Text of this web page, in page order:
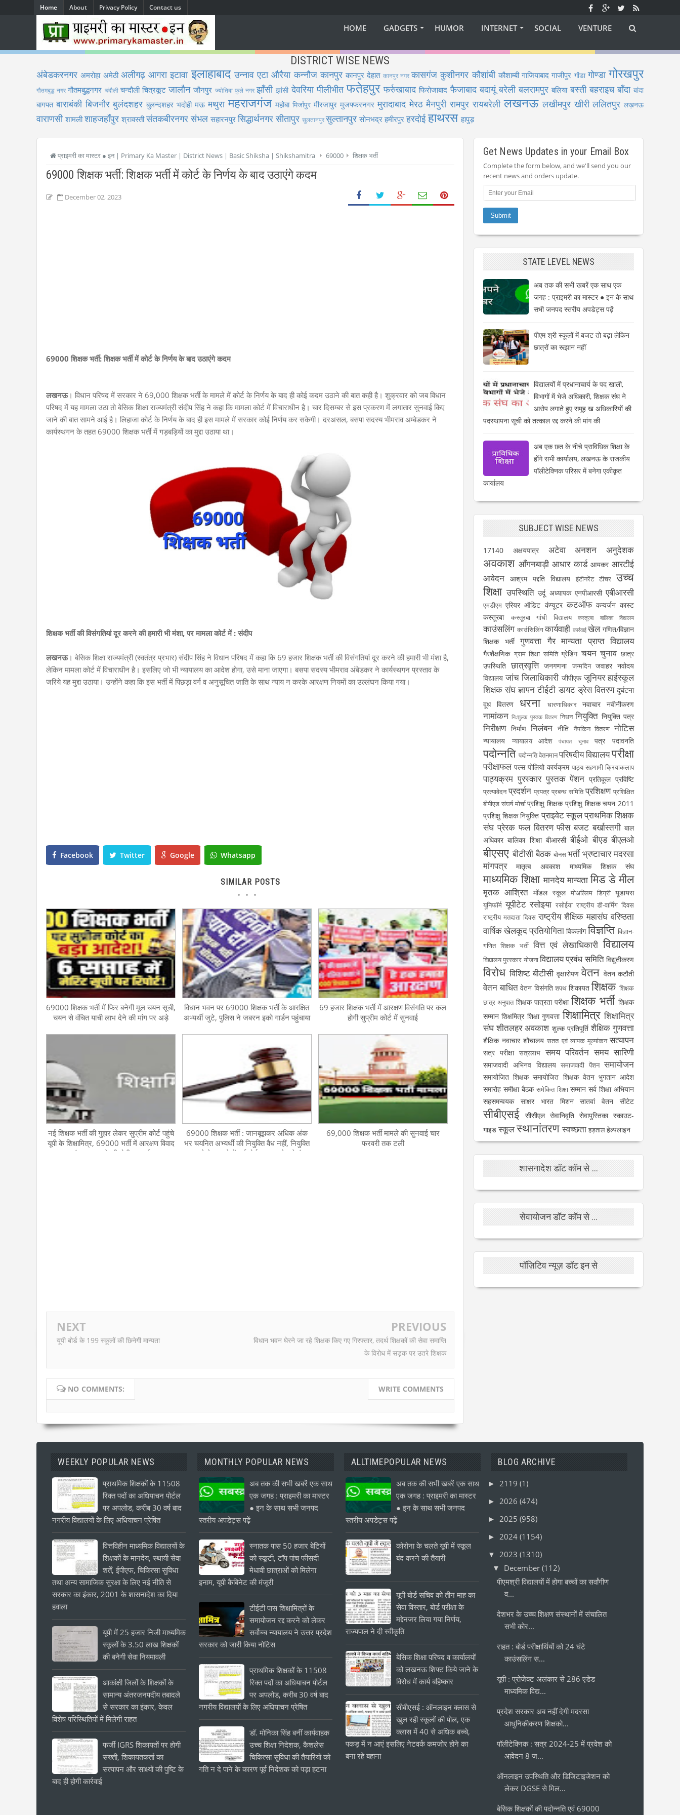
Home About Privacy Policy Contact us
HOME GADGETS HUMOR INTERNET SOCIAL VENTURE
DISTRICT WISE NEWS
अंबेडकरनगर अमरोहा अमेठी अलीगढ़ आगरा इटावा इलाहाबाद उन्नाव एटा औरैया कन्नौज कानपुर कानपुर देहात कानपुर नगर कासगंज कुशीनगर कौशांबी कौशाम्बी गाजियाबाद गाजीपुर गोंडा गोण्डा गोरखपुर
गौतमबुद्ध नगर गौतमबुद्धनगर चंदौली चन्दौली चित्रकूट जालौन जौनपुर ज्योतिबा फुले नगर झाँसी झांसी देवरिया पीलीभीत फतेहपुर फर्रुखाबाद फिरोजाबाद फैजाबाद बदायूं बरेली बलरामपुर बलिया बस्ती बहराइच बाँदा बांदा
बागपत बाराबंकी बिजनौर बुलंदशहर बुलन्दशहर भदोही मऊ मथुरा महराजगंज महोबा मिर्जापुर मीरजापुर मुजफ्फरनगर मुरादाबाद मेरठ मैनपुरी रामपुर रायबरेली लखनऊ लखीमपुर खीरी ललितपुर लख़नऊ
वाराणसी शामली शाहजहाँपुर श्रावस्ती संतकबीरनगर संभल सहारनपुर सिद्धार्थनगर सीतापुर सुलतानपुरसुल्तानपुर सोनभद्र हमीरपुर हरदोई हाथरस हापुड़
प्राइमरी का मास्टर ● इन | Primary Ka Master | District News | Basic Shiksha | Shikshamitra 69000 शिक्षक भर्ती
69000 शिक्षक भर्ती: शिक्षक भर्ती में कोर्ट के निर्णय के बाद उठाएंगे कदम
December 02, 2023
69000 शिक्षक भर्ती: शिक्षक भर्ती में कोर्ट के निर्णय के बाद उठाएंगे कदम
लखनऊ। विधान परिषद में सरकार ने 69,000 शिक्षक भर्ती के मामले में कोर्ट के निर्णय के बाद ही कोई कदम उठाने की बात कही है। शुक्रवार को जब विधान
परिषद में यह मामला उठा तो बेसिक शिक्षा राज्यमंत्री संदीप सिंह ने कहा कि मामला कोर्ट में विचाराधीन है। चार दिसम्बर से इस प्रकरण में लगातार सुनवाई किए
जाने की बात सामने आई है। लिहाजा कोर्ट के निर्णय के बाद ही इस मामले में सरकार कोई निर्णय कर सकेगी। दरअसल, बसपा सदस्य भीमराव अम्बेडकर ने
कार्यस्थगन के तहत 69000 शिक्षक भर्ती में गड़बड़ियों का मुद्दा उठाया था।
शिक्षक भर्ती की विसंगतियां दूर करने की हमारी भी मंशा, पर मामला कोर्ट में : संदीप
लखनऊ। बेसिक शिक्षा राज्यमंत्री (स्वतंत्र प्रभार) संदीप सिंह ने विधान परिषद में कहा कि 69 हजार शिक्षक भर्ती की विसंगतियां दूर करने की हमारी भी मंशा है,
लेकिन मामला कोर्ट में विचाराधीन है। इसलिए जो भी न्यायालय का आदेश होगा, उसे माना जाएगा। बसपा सदस्य भीमराव अंबेडकर ने कार्यस्थगन प्रस्ताव के
जरिये यह मुद्दा उठाया। उन्होंने कहा कि इस भर्ती में पिछड़ा वर्ग व अनुसूचित जाति के साथ न्याय न करके आरक्षण नियमों का उल्लंघन किया गया।
Facebook Twitter Google Whatsapp
SIMILAR POSTS
69000 शिक्षक भर्ती में फिर बनेगी मूल चयन सूची,
चयन से वंचित याची लाभ देने की मांग पर अड़े
विधान भवन पर 69000 शिक्षक भर्ती के आरक्षित
अभ्यर्थी जुटे, पुलिस ने जबरन इको गार्डन पहुंचाया
69 हजार शिक्षक भर्ती में आरक्षण विसंगति पर कल
होगी सुप्रीम कोर्ट में सुनवाई
नई शिक्षक भर्ती की गुहार लेकर सुप्रीम कोर्ट पहुंचे
यूपी के शिक्षामित्र, 69000 भर्ती में आरक्षण विवाद
संग इस मामले की होगी सुनवाई
69000 शिक्षक भर्ती : जानबूझकर अधिक अंक
भर चयनित अभ्यर्थी की नियुक्ति वैध नहीं, नियुक्ति
रद करने के मामले में हाईकोर्ट का हस्तक्षेप से इंकार
69,000 शिक्षक भर्ती मामले की सुनवाई चार
फरवरी तक टली
NEXT
यूपी बोर्ड के 199 स्कूलों की छिनेगी मान्यता
PREVIOUS
विधान भवन घेरने जा रहे शिक्षक किए गए गिरफ्तार, तदर्थ शिक्षकों की सेवा समाप्ति
के विरोध में सड़क पर उतरे शिक्षक
NO COMMENTS: WRITE COMMENTS
Get News Updates in your Email Box
Complete the form below, and we'll send you our
recent news and orders update.
STATE LEVEL NEWS
अब तक की सभी खबरें एक साथ एक
जगह : प्राइमरी का मास्टर ● इन के साथ
सभी जनपद स्तरीय अपडेट्स पढ़ें
पीएम श्री स्कूलों में बजट तो बढ़ा लेकिन
छात्रों का रूझान नहीं
विद्यालयों में प्रधानाचार्य के पद खाली,
विभागों में भेजे अधिकारी, शिक्षक संघ ने
आरोप लगाते हुए समूह ख अधिकारियों की
पदस्थापना सूची को तत्काल रद्द करने की मांग की
अब एक छत के नीचे प्राविधिक शिक्षा के
होंगे सभी कार्यालय, लखनऊ के राजकीय
पॉलीटेक्निक परिसर में बनेगा एकीकृत
कार्यालय
SUBJECT WISE NEWS
17140 अक्षयपात्र अटेवा अनशन अनुदेशक
अवकाश आँगनबाड़ी आधार कार्ड आयकर आरटीई
आवेदन आश्रम पद्दति विद्यालय इंटीनरेंट टीचर उच्च
शिक्षा उपस्थिति उर्दू अध्यापक एनपीआरसी एबीआरसी
एमडीएम एरियर ऑडिट कंप्यूटर कटऑफ कन्वर्जन कास्ट
कस्तूरबा
कस्तूरबा गांधी विद्यालय कस्तूरबा बालिका विद्यालय
काउंसलिंग काउंसिलिंग कार्यवाही कार्रवाई खेल गणित/विज्ञान
शिक्षक भर्ती
गुणवत्ता गैर मान्यता प्राप्त विद्यालय
गैरशैक्षणिक ग्राम शिक्षा समिति ग्रेडिंग चयन चुनाव छात्र
उपस्थिति छात्रवृत्ति जनगणना जन्मदिन जवाहर नवोदय
विद्यालय जांच जिलाधिकारी जीपीएफ जूनियर हाईस्कूल
शिक्षक संघ ज्ञापन टीईटी डायट ड्रेस वितरण दुर्घटना
दूध वितरण
धरना धारणाधिकार नवाचार नवीनीकरण
नामांकन निःशुल्क पुस्तक वितरण निधन नियुक्ति नियुक्ति पत्र
निरीक्षण निर्माण निलंबन नीति नैपकिन वितरण नोटिस
न्यायालय न्यायालय आदेश पंचायत चुनाव पत्र पदावनति
पदोन्नति पदोन्नति वेतनमानपरिषदीय विद्यालयपरीक्षा
परीक्षाफल पल्स पोलियो कार्यक्रम पाठ्य सहगामी क्रियाकलाप
पाठ्यक्रम पुरस्कार पुस्तक पेंशन प्रतिकूल प्रविष्टि
प्रत्यावेदन प्रदर्शन प्रपत्र प्रबन्ध समिति प्रशिक्षण प्रशिक्षित
बीपीएड संघर्ष मोर्चा प्रशिक्षु शिक्षक प्रशिक्षु शिक्षक चयन 2011
प्रशिक्षु शिक्षक नियुक्ति प्राइवेट स्कूलप्राथमिक शिक्षक
संघ प्रेरक फल वितरण फीस बजट बर्खास्तगी बाल
अधिकार बालिका शिक्षा बीआरसी बीईओ बीएड बीएलओ
बीएसए बीटीसी बैठक बोनस भर्ती भ्रष्टाचार मदरसा
मांगपत्र
मातृत्व अवकाश माध्यमिक शिक्षक संघ
माध्यमिक शिक्षा मानदेय मान्यता मिड डे मील
मृतक आश्रित मॉडल स्कूल मोअल्लिम डिग्री यूडायस
यूनिफॉर्म यूपीटेट रसोइया रसोईया राष्ट्रीय डी-वार्मिंग दिवस
राष्ट्रीय मतदाता दिवस राष्ट्रीय शैक्षिक महासंघ वरिष्ठता
वार्षिक खेलकूद प्रतियोगिता विकलांग विज्ञप्ति विज्ञान-
गणित शिक्षक भर्ती वित्त एवं लेखाधिकारी विद्यालय
विद्यालय पुरस्कार योजनाविद्यालय प्रबंध समिति विद्युतीकरण
विरोध विशिष्ट बीटीसी वृक्षारोपण वेतन वेतन कटौती
वेतन बाधित वेतन विसंगति शपथ शिकायत शिक्षक शिक्षक
छात्र अनुपात शिक्षक पात्रता परीक्षा शिक्षक भर्ती शिक्षक
सम्मान शिक्षमित्र शिक्षा गुणवत्ता शिक्षामित्र शिक्षामित्र
संघ शीतलहर अवकाश शुल्क प्रतिपूर्ति शैक्षिक गुणवत्ता
शैक्षिक नवाचार शौचालय सतत एवं व्यापक मूल्यांकन सत्यापन
सत्र परीक्षा सत्रलाभ समय परिवर्तन समय सारिणी
समाजवादी अभिनव विद्यालय समाजवादी पेंशन समायोजन
समायोजित शिक्षक समायोजित शिक्षक वेतन भुगतान आदेश
समारोह समीक्षा बैठक समेकित शिक्षा सम्मान सर्व शिक्षा अभियान
सहसमन्वयक
साक्षर भारत मिशन सातवां वेतन सीटेट
सीबीएसई सीसीएल सेवानिवृति सेवापुस्तिका स्काउट-
गाइड स्कूलस्थानांतरण स्वच्छता हड़तालहेल्पलाइन
शासनादेश डॉट कॉम से ...
सेवायोजन डॉट कॉम से ...
पॉज़िटिव न्यूज़ डॉट इन से
WEEKLY POPULAR NEWS
प्राथमिक शिक्षकों के 11508
रिक्त पदों का अधियाचन पोर्टल
पर अपलोड, करीब 30 वर्ष बाद
नगरीय विद्यालयों के लिए अधियाचन प्रेषित
वित्तविहीन माध्यमिक विद्यालयों के
शिक्षकों के मानदेय, स्थायी सेवा
शर्तें, ईपीएफ, चिकित्सा सुविधा
तथा अन्य सामाजिक सुरक्षा के लिए नई नीति से
सरकार का इंकार, 2001 के शासनादेश का दिया
हवाला
यूपी में 25 हजार निजी माध्यमिक
स्कूलों के 3.50 लाख शिक्षकों
की बनेगी सेवा नियमावली
आकांक्षी जिलों के शिक्षकों के
सामान्य अंतरजनपदीय तबादले
से सरकार का इंकार, केवल
विशेष परिस्थितियों में मिलेगी राहत
फर्जी IGRS शिकायतों पर होगी
सख्ती, शिकायतकर्ता का
सत्यापन और साक्ष्यों की पुष्टि के
बाद ही होगी कार्रवाई
MONTHLY POPULAR NEWS
अब तक की सभी खबरें एक साथ
एक जगह : प्राइमरी का मास्टर
● इन के साथ सभी जनपद
स्तरीय अपडेट्स पढ़ें
स्नातक पास 50 हजार बेटियों
को स्कूटी, टॉप पांच फीसदी
मेधावी छात्राओं को मिलेगा
इनाम, यूपी कैबिनेट की मंजूरी
टीईटी पास शिक्षामित्रों के
समायोजन रद्द करने को लेकर
सर्वोच्च न्यायालय ने उत्तर प्रदेश
सरकार को जारी किया नोटिस
प्राथमिक शिक्षकों के 11508
रिक्त पदों का अधियाचन पोर्टल
पर अपलोड, करीब 30 वर्ष बाद
नगरीय विद्यालयों के लिए अधियाचन प्रेषित
डॉ. मोनिका सिंह बनीं कार्यवाहक
उच्च शिक्षा निदेशक, कैशलेस
चिकित्सा सुविधा की तैयारियों को
गति न दे पाने के कारण पूर्व निदेशक को पड़ा हटना
ALLTIMEPOPULAR NEWS
अब तक की सभी खबरें एक साथ
एक जगह : प्राइमरी का मास्टर
● इन के साथ सभी जनपद
स्तरीय अपडेट्स पढ़ें
कोरोना के चलते यूपी में स्कूल
बंद करने की तैयारी
यूपी बोर्ड सचिव को तीन माह का
सेवा विस्तार, बोर्ड परीक्षा के
मद्देनजर लिया गया निर्णय,
राज्यपाल ने दी स्वीकृति
बेसिक शिक्षा परिषद व कार्यालयों
को लखनऊ शिफ्ट किये जाने के
विरोध में कार्य बहिष्कार
सीबीएसई : ऑनलाइन क्लास से
खुल रही स्कूलों की पोल, एक
क्लास में 40 से अधिक बच्चे,
पकड़ में न आएं इसलिए नेटवर्क कमजोर होने का
बना रहे बहाना
BLOG ARCHIVE
► 2119(1)
► 2026(474)
► 2025(958)
► 2024(1154)
▼ 2023(1310)
▼ December(112)
पीएमश्री विद्यालयों में होगा बच्चों का सर्वांगीण
व...
देशभर के उच्च शिक्षण संस्थानों में संचालित
सभी कोर...
राहत : बोर्ड परीक्षार्थियों को 24 घंटे
काउंसलिंग स...
यूपी : प्रोजेक्ट अलंकार से 286 एडेड
माध्यमिक विद्य...
प्रदेश सरकार अब नहीं देगी मदरसा
आधुनिकीकरण शिक्षको...
पॉलीटेक्निक : सत्र 2024-25 में प्रवेश को
आवेदन 8 ज...
ऑनलाइन उपस्थिति और डिजिटाइजेशन को
लेकर DGSE से मिल...
बेसिक शिक्षकों की पदोन्नति एवं 69000